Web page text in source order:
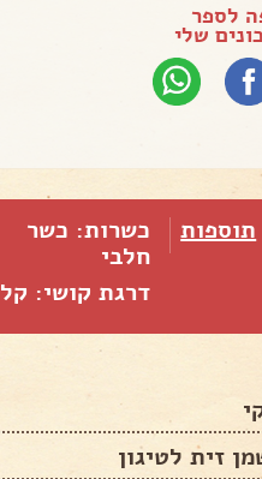
לספר
שלי
תוספות
כשרות: כשר
חלבי
דרגת קושי: קל